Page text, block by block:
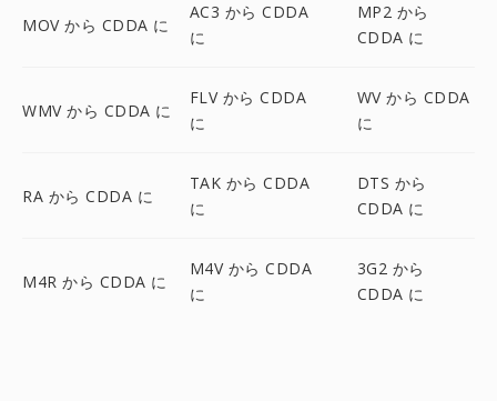
MOV から CDDA に
AC3 から CDDA
に
MP2 から
CDDA に
WMV から CDDA に
FLV から CDDA
に
WV から CDDA
に
RA から CDDA に
TAK から CDDA
に
DTS から
CDDA に
M4R から CDDA に
M4V から CDDA
に
3G2 から
CDDA に